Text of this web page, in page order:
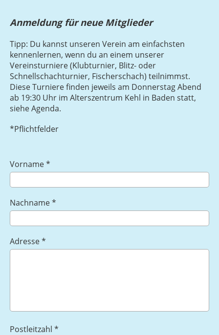
Anmeldung für neue Mitglieder
Tipp: Du kannst unseren Verein am einfachsten
kennenlernen, wenn du an einem unserer
Vereinsturniere (Klubturnier, Blitz- oder
Schnellschachturnier, Fischerschach) teilnimmst.
Diese Turniere finden jeweils am Donnerstag Abend
ab 19:30 Uhr im Alterszentrum Kehl in Baden statt,
siehe Agenda.
*Pflichtfelder
Vorname *
Nachname *
Adresse *
Postleitzahl *